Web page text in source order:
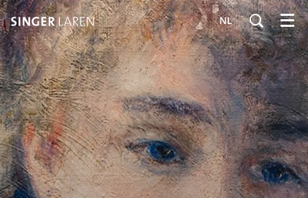
NL Menu